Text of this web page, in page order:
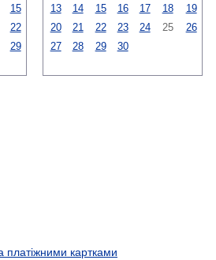
15
22
29
13
14 15 16 17 18
19
20
21 22 23 24 25
26
27
28 29 30
платіжними картками